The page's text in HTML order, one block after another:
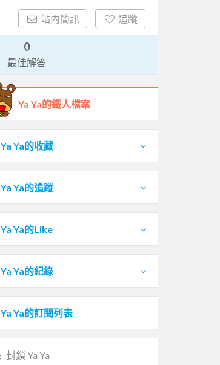
站內簡訊 追蹤
0
最佳解答
Ya Ya的鐵人檔案
Ya Ya的收藏
Ya Ya的追蹤
Ya Ya的Like
Ya Ya的紀錄
Ya Ya的訂閱列表
封鎖 Ya Ya